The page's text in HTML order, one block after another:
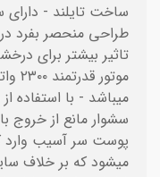
ساخت تایلند - دارای
تاثیر بیشتر برای
میباشد - با استفاده
سشوار مانع از خروج
پوست سر آسیب وارد
میشود که بر خلاف